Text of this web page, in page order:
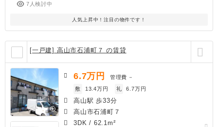
7人検討中
人気上昇中！注目の物件です！
[一戸建] 高山市石浦町７ の賃貸
6.7万円 管理費 －
敷
13.4万円 礼 6.7万円
高山駅 歩33分
高山市石浦町７
3DK / 62.1m²